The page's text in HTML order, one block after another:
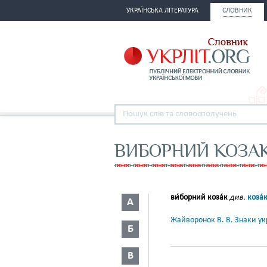
УКРАЇНСЬКА ЛІТЕРАТУРА СЛОВНИК
ВИБОРНИЙ
А
Б
В
ви́борний коза́к див. коза́к
Жайворонок В. В. Знаки